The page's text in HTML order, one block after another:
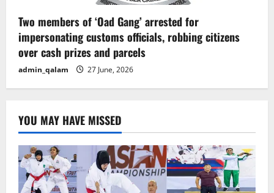
Two members of ‘Oad Gang’ arrested for
impersonating customs officials, robbing citizens
over cash prizes and parcels
admin_qalam 27 June, 2026
YOU MAY HAVE MISSED